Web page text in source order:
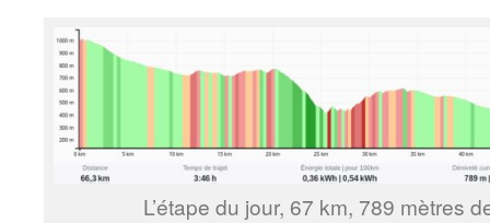
L’étape du jour, 67 km, 789 mètres